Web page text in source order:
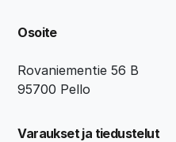
Osoite
Rovaniementie 56 B
95700 Pello
Varaukset ja tiedustelut